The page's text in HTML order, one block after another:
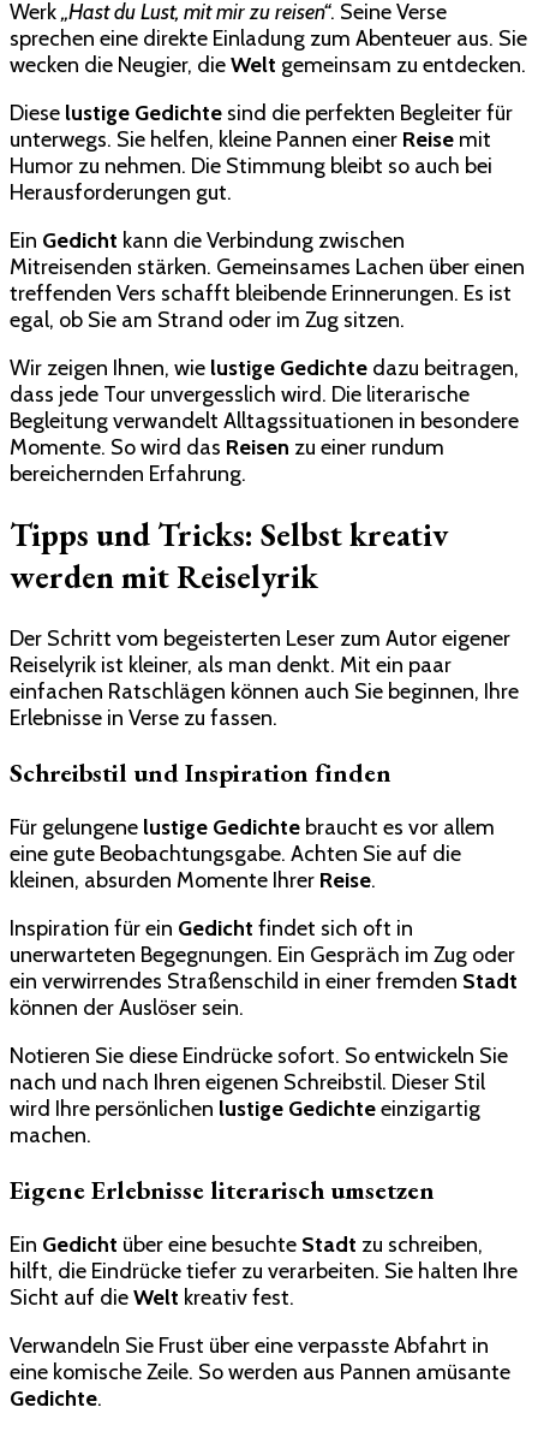
Werk„Hast du Lust, mit mir zu reisen“. Seine Verse
sprechen eine direkte Einladung zum Abenteuer aus. Sie
wecken die Neugier, dieWelt gemeinsam zu entdecken.
Diese lustige Gedichte sind die perfekten Begleiter für
unterwegs. Sie helfen, kleine Pannen einer Reise mit
Humor zu nehmen. Die Stimmung bleibt so auch bei
Herausforderungen gut.
Ein Gedicht kann die Verbindung zwischen
Mitreisenden stärken. Gemeinsames Lachen über einen
treffenden Vers schafft bleibende Erinnerungen. Es ist
egal, ob Sie am Strand oder im Zug sitzen.
Wir zeigen Ihnen, wie lustige Gedichte dazu beitragen,
dass jede Tour unvergesslich wird. Die literarische
Begleitung verwandelt Alltagssituationen in besondere
Momente. So wird das Reisen zu einer rundum
bereichernden Erfahrung.
Tipps und Tricks: Selbst kreativ
werden mit Reiselyrik
Der Schritt vom begeisterten Leser zum Autor eigener
Reiselyrik ist kleiner, als man denkt. Mit ein paar
einfachen Ratschlägen können auch Sie beginnen, Ihre
Erlebnisse in Verse zu fassen.
Schreibstil und Inspiration finden
Für gelungene lustige Gedichte braucht es vor allem
eine gute Beobachtungsgabe. Achten Sie auf die
kleinen, absurden Momente Ihrer Reise.
Inspiration für ein Gedicht findet sich oft in
unerwarteten Begegnungen. Ein Gespräch im Zug oder
ein verwirrendes Straßenschild in einer fremden Stadt
können der Auslöser sein.
Notieren Sie diese Eindrücke sofort. So entwickeln Sie
nach und nach Ihren eigenen Schreibstil. Dieser Stil
wird Ihre persönlichen lustige Gedichteeinzigartig
machen.
Eigene Erlebnisse literarisch umsetzen
Ein Gedicht über eine besuchte Stadt zu schreiben,
hilft, die Eindrücke tiefer zu verarbeiten. Sie halten Ihre
Sicht auf dieWelt kreativ fest.
Verwandeln Sie Frust über eine verpasste Abfahrt in
eine komische Zeile. So werden aus Pannen amüsante
Gedichte.